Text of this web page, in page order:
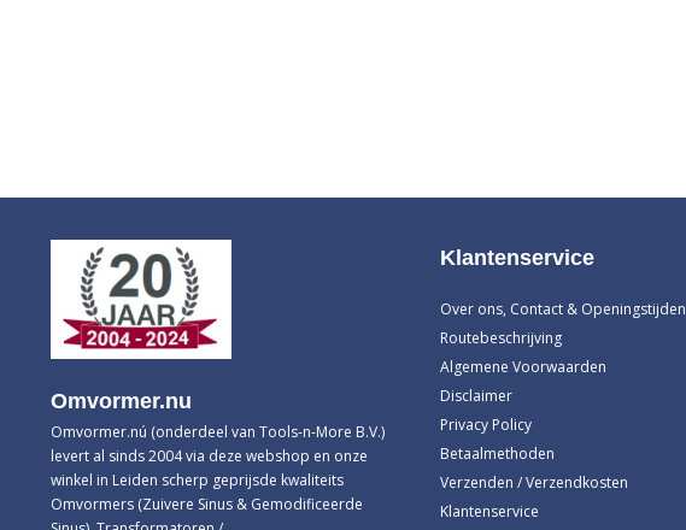
Omvormer.nu
Omvormer.nú (onderdeel van Tools-n-More B.V.)
levert al sinds 2004 via deze webshop en onze
winkel in Leiden scherp geprijsde kwaliteits
Omvormers (Zuivere Sinus & Gemodificeerde
Klantenservice
Over ons, Contact & Openingstijden
Routebeschrijving
Algemene Voorwaarden
Disclaimer
Privacy Policy
Betaalmethoden
Verzenden / Verzendkosten
Klantenservice